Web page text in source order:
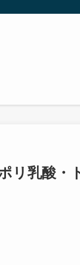
リ乳酸・